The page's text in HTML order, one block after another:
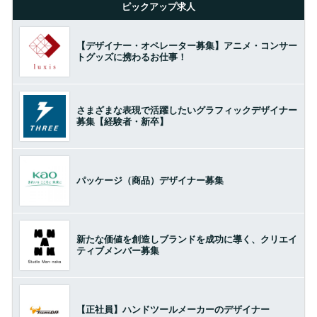
ピックアップ求人
【デザイナー・オペレーター募集】アニメ・コンサー
トグッズに携わるお仕事！
さまざまな表現で活躍したいグラフィックデザイナー
募集【経験者・新卒】
パッケージ（商品）デザイナー募集
新たな価値を創造しブランドを成功に導く、クリエイ
ティブメンバー募集
【正社員】ハンドツールメーカーのデザイナー